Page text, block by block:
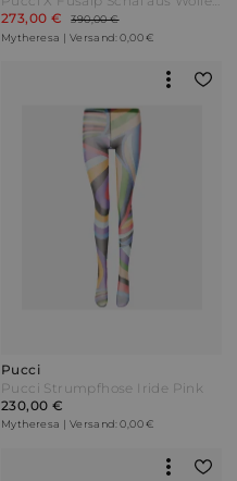
273,00 €
390,00 €
Mytheresa | Versand: 0,00 €
Pucci
Pucci Strumpfhose Iride Pink
230,00 €
Mytheresa | Versand: 0,00 €